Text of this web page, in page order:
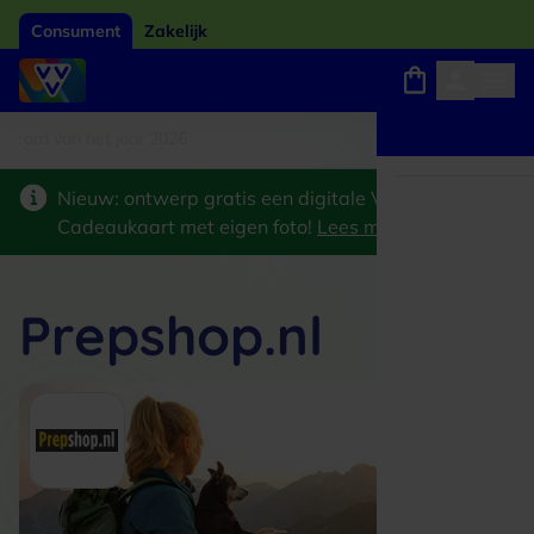
Consument Zakelijk
Nieuw: ontwerp gratis een digitale VVV
Cadeaukaart met eigen foto! Lees meer
Prepshop.nl